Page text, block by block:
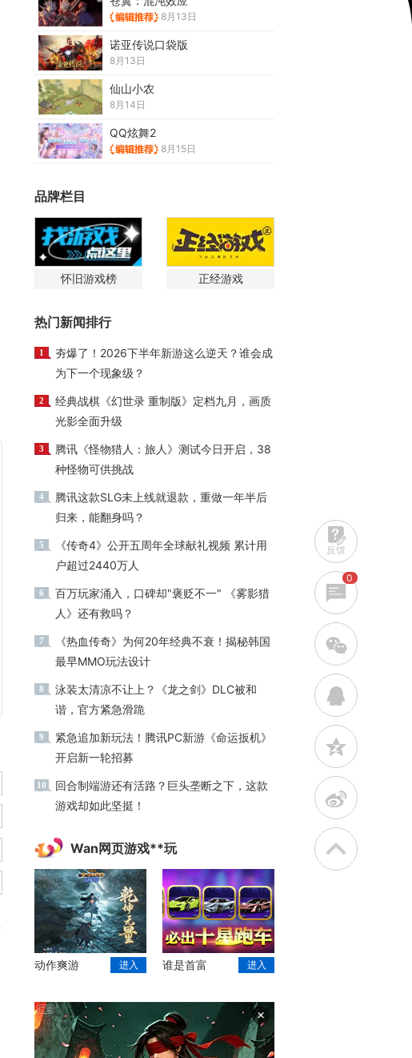
8月13日
诺亚传说口袋版
8月13日
仙山小农
8月14日
QQ炫舞2
8月15日
品牌栏目
怀旧游戏榜 正经游戏
热门新闻排行
1
夯爆了！2026下半年新游这么逆天？谁会成
为下一个现象级？
2
经典战棋《幻世录 重制版》定档九月，画质
光影全面升级
3
腾讯《怪物猎人：旅人》测试今日开启，38
种怪物可供挑战
4
腾讯这款SLG未上线就退款，重做一年半后
归来，能翻身吗？
5
《传奇4》公开五周年全球献礼视频 累计用
户超过2440万人
6
百万玩家涌入，口碑却"褒贬不一" 《雾影猎
人》还有救吗？
7
《热血传奇》为何20年经典不衰！揭秘韩国
最早MMO玩法设计
8
泳装太清凉不让上？《龙之剑》DLC被和
谐，官方紧急滑跪
9
紧急追加新玩法！腾讯PC新游《命运扳机》
开启新一轮招募
10
回合制端游还有活路？巨头垄断之下，这款
游戏却如此坚挺！
Wan网页游戏**玩
动作爽游 进入 谁是首富 进入
×
反馈
0
w
q
z
t